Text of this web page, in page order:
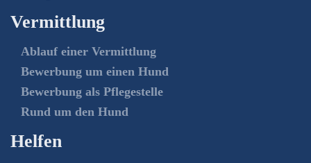
Vermittlung
Ablauf einer Vermittlung
Bewerbung um einen Hund
Bewerbung als Pflegestelle
Rund um den Hund
Helfen